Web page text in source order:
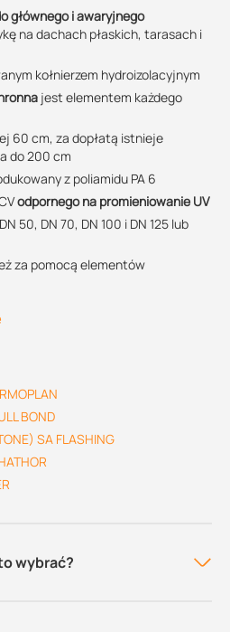
głównego i awaryjnego
na dachach płaskich, tarasach i
kołnierzem hydroizolacyjnym
jest elementem każdego
60 cm, za dopłatą istnieje
do 200 cm
z poliamidu PA 6
odpornego na promieniowanie UV
50, DN 70, DN 100 i DN 125 lub
za pomocą elementów
BOND
SA FLASHING
wybrać?